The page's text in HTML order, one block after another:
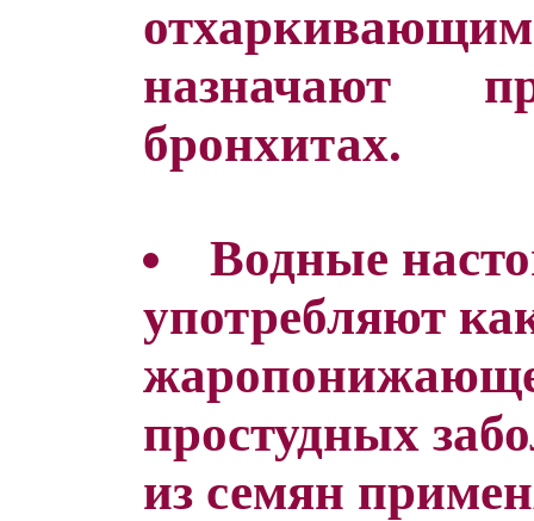
назначают
бронхитах.
Водные
употребляют
простудных
из семян